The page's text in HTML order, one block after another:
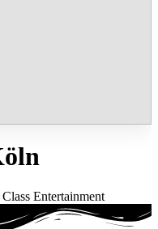
Entertainment